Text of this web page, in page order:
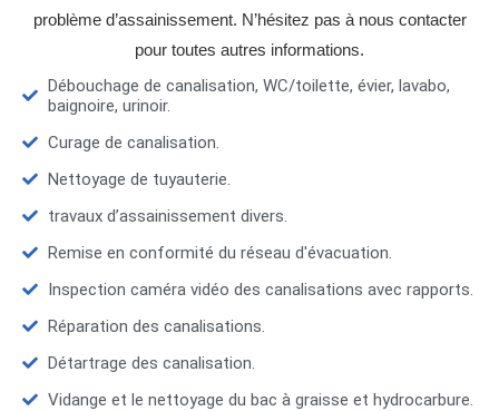
problème d’assainissement. N’hésitez pas à nous contacter
pour toutes autres informations.
Débouchage de canalisation, WC/toilette, évier, lavabo,
baignoire, urinoir.
Curage de canalisation.
Nettoyage de tuyauterie.
travaux d’assainissement divers.
Remise en conformité du réseau d'évacuation.
Inspection caméra vidéo des canalisations avec rapports.
Réparation des canalisations.
Détartrage des canalisation.
Vidange et le nettoyage du bac à graisse et hydrocarbure.